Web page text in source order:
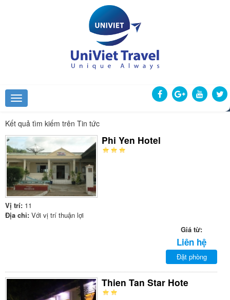
Kết quả tìm kiếm trên Tin tức
Phi Yen Hotel
Vị trí: 11
Địa chỉ: Với vị trí thuận lợi
Giá từ:
Liên hệ
Đặt phòng
Thien Tan Star Hote